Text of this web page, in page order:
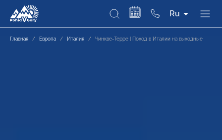
Ru
Главная / Европа / Италия / Чинкве-Терре | Поход в Италии на выходные